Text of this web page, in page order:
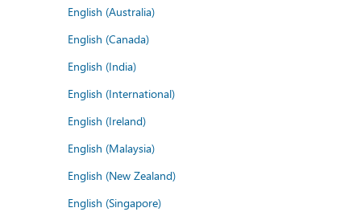
English (Australia)
English (Canada)
English (India)
English (International)
English (Ireland)
English (Malaysia)
English (New Zealand)
English (Singapore)